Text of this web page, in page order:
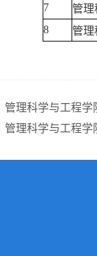
7
管理
8
管理
管理科学与工程学
管理科学与工程学